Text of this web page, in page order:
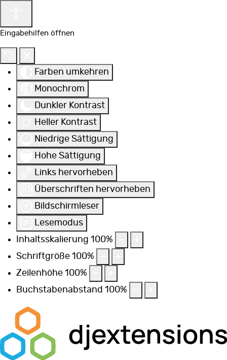
Eingabehilfen öffnen
Farben umkehren
Monochrom
Dunkler Kontrast
Heller Kontrast
Niedrige Sättigung
Hohe Sättigung
Links hervorheben
Überschriften hervorheben
Bildschirmleser
Lesemodus
Inhaltsskalierung 100%
Schriftgröße 100%
Zeilenhöhe 100%
Buchstabenabstand 100%